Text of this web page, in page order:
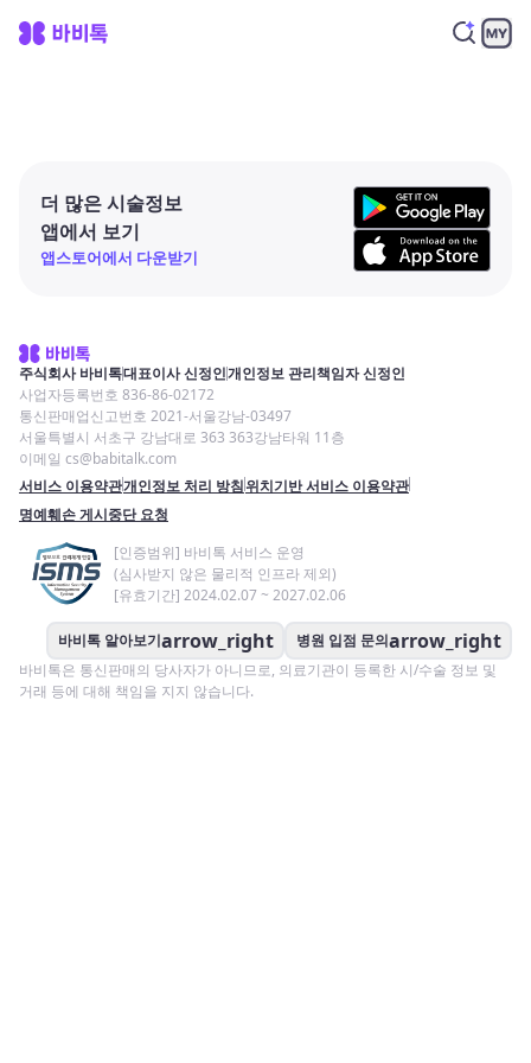
더 많은 시술정보
앱에서 보기
앱스토어에서 다운받기
주식회사 바비톡대표이사 신정인개인정보 관리책임자 신정인
사업자등록번호 836-86-02172
통신판매업신고번호 2021-서울강남-03497
서울특별시 서초구 강남대로 363 363강남타워 11층
이메일 cs@babitalk.com
서비스 이용약관개인정보 처리 방침위치기반 서비스 이용약관
명예훼손 게시중단 요청
[인증범위] 바비톡 서비스 운영
(심사받지 않은 물리적 인프라 제외)
[유효기간] 2024.02.07 ~ 2027.02.06
바비톡 알아보기arrow_right 병원 입점 문의arrow_right
바비톡은 통신판매의 당사자가 아니므로, 의료기관이 등록한 시/수술 정보 및
거래 등에 대해 책임을 지지 않습니다.